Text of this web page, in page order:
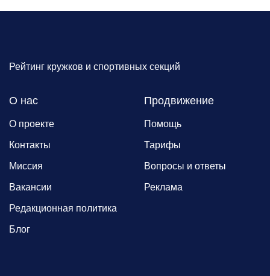
Рейтинг кружков и спортивных секций
О нас
О проекте
Контакты
Миссия
Вакансии
Редакционная политика
Блог
Продвижение
Помощь
Тарифы
Вопросы и ответы
Реклама